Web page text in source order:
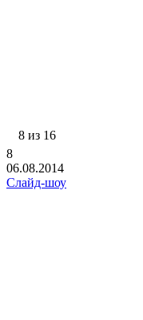
8 из 16
8
06.08.2014
Слайд-шоу